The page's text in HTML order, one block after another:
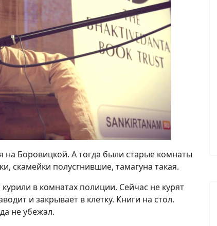
Боровицкой. А тогда были старые комнаты
скамейки полусгнившие, тамагуна такая.
в комнатах полиции. Сейчас не курят
и закрывает в клетку. Книги на стол.
не убежал.